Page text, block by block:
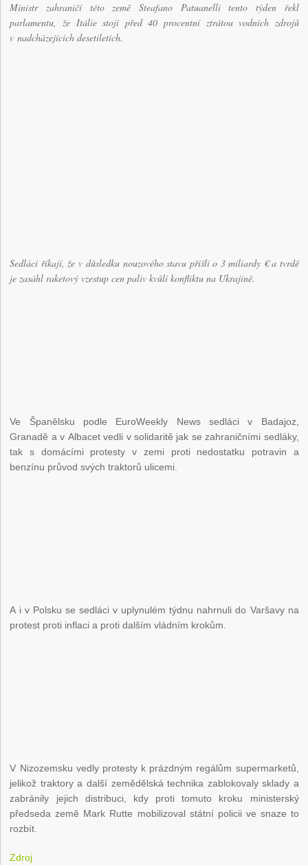
Ministr zahraničí této země Steafano Patuanelli tento týden řekl
parlamentu, že Itálie stojí před 40 procentní ztrátou vodních zdrojů
v nadcházejících desetiletích.
Sedláci říkají, že v důsledku nouzového stavu přišli o 3 miliardy € a tvrdě
je zasáhl raketový vzestup cen paliv kvůli konfliktu na Ukrajině.
Ve Španělsku podle EuroWeekly News sedláci v Badajoz,
Granadě a v Albacet vedli v solidaritě jak se zahraničními sedláky,
tak s domácími protesty v zemi proti nedostatku potravin a
benzínu průvod svých traktorů ulicemi.
A i v Polsku se sedláci v uplynulém týdnu nahrnuli do Varšavy na
protest proti inflaci a proti dalším vládním krokům.
V Nizozemsku vedly protesty k prázdným regálům supermarketů,
jelikož traktory a další zemědělská technika zablokovaly sklady a
zabránily jejich distribuci, kdy proti tomuto kroku ministerský
předseda země Mark Rutte mobilizoval státní policii ve snaze to
rozbít.
Zdroj